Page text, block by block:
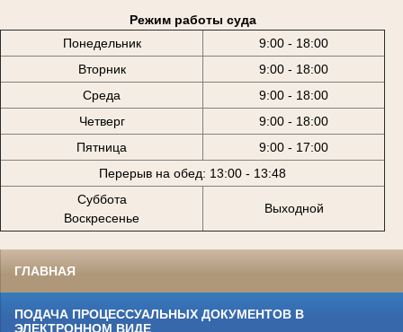
Режим работы суда
Понедельник
9:00 - 18:00
Вторник
9:00 - 18:00
Среда
9:00 - 18:00
Четверг
9:00 - 18:00
Пятница
9:00 - 17:00
Перерыв на обед: 13:00 - 13:48
Суббота
Воскресенье
Выходной
ГЛАВНАЯ
ПОДАЧА ПРОЦЕССУАЛЬНЫХ ДОКУМЕНТОВ В
ЭЛЕКТРОННОМ ВИДЕ